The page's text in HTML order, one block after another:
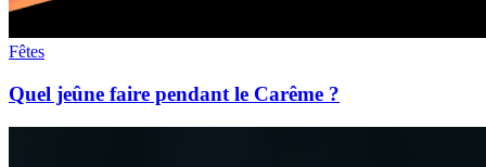
Fêtes
Quel jeûne faire pendant le Carême ?